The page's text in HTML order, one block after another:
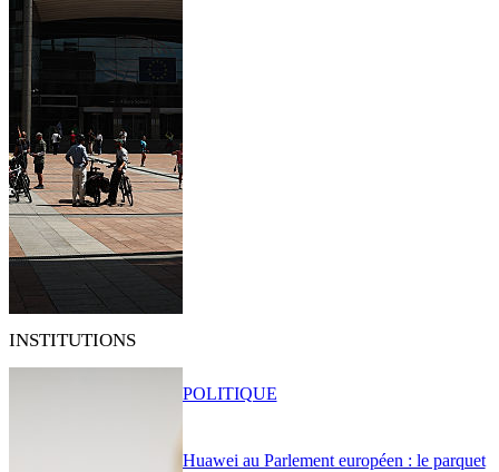
INSTITUTIONS
Huawei au Parlement européen : le parquet
POLITIQUE